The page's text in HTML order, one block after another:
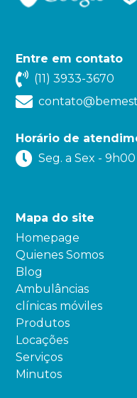
Entre em contato
(11) 3933-3670
Horário de
Seg. a Sex -
Mapa do site
Homepage
Quienes Somos
Blog
Ambulâncias
clínicas móviles
Produtos
Locações
Serviços
Minutos